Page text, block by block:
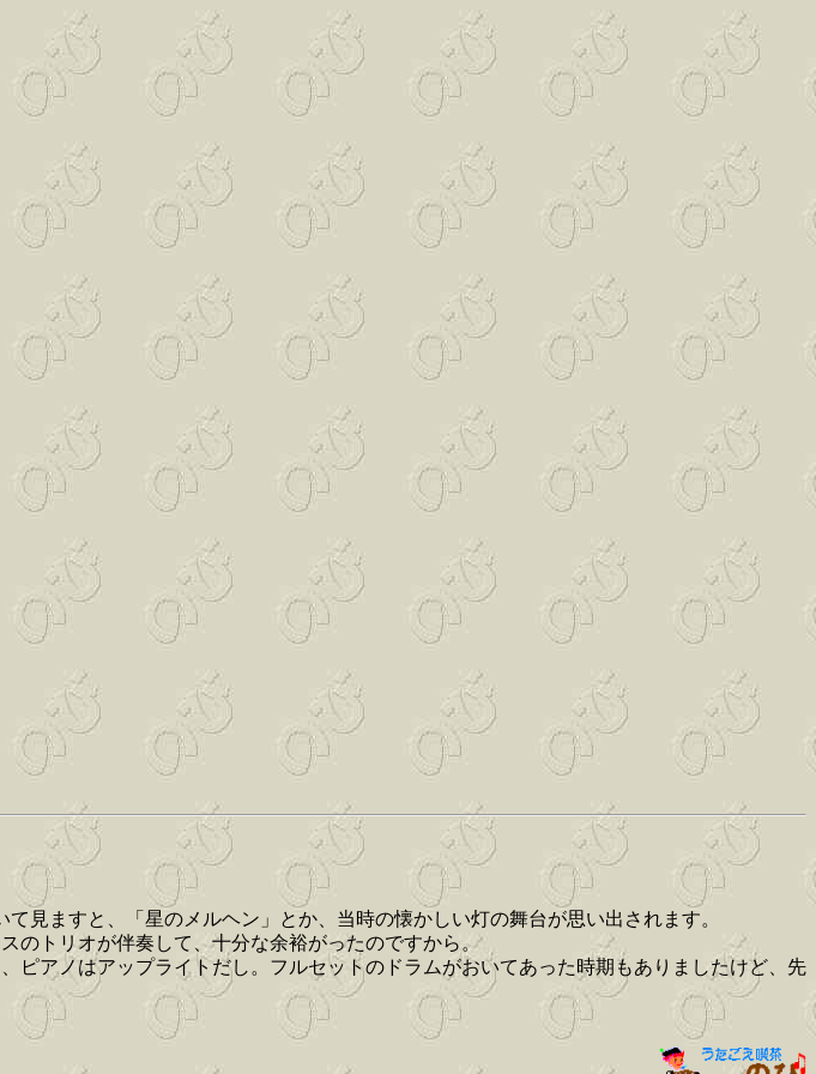
て見ますと、「星のメルヘン」とか、当時の懐かしい灯の舞台が思い出されます。
のトリオが伴奏して、十分な余裕がったのですから。
アノはアップライトだし。フルセットのドラムがおいてあった時期もありましたけど、先